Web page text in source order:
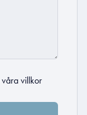
våra villkor